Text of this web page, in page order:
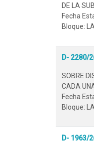
DE LA
Fecha
Bloque:
D- 2280/
SOBRE
CADA
Fecha
Bloque:
D- 1963/